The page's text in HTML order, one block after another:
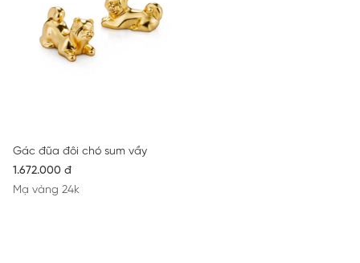
Gác đũa đôi chó sum vầy
1.672.000 đ
Mạ vàng 24k